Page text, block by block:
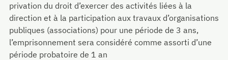
privation du droit d’exercer des activités liées à la
direction et à la participation aux travaux d’organisations
publiques (associations) pour une période de 3 ans,
l’emprisonnement sera considéré comme assorti d’une
période probatoire de 1 an